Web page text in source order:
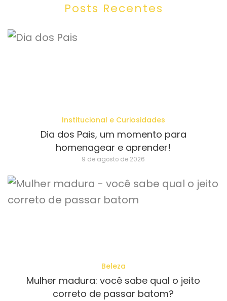
Posts Recentes
Institucional e Curiosidades
Dia dos Pais, um momento para
homenagear e aprender!
9 de agosto de 2026
Beleza
Mulher madura: você sabe qual o jeito
correto de passar batom?